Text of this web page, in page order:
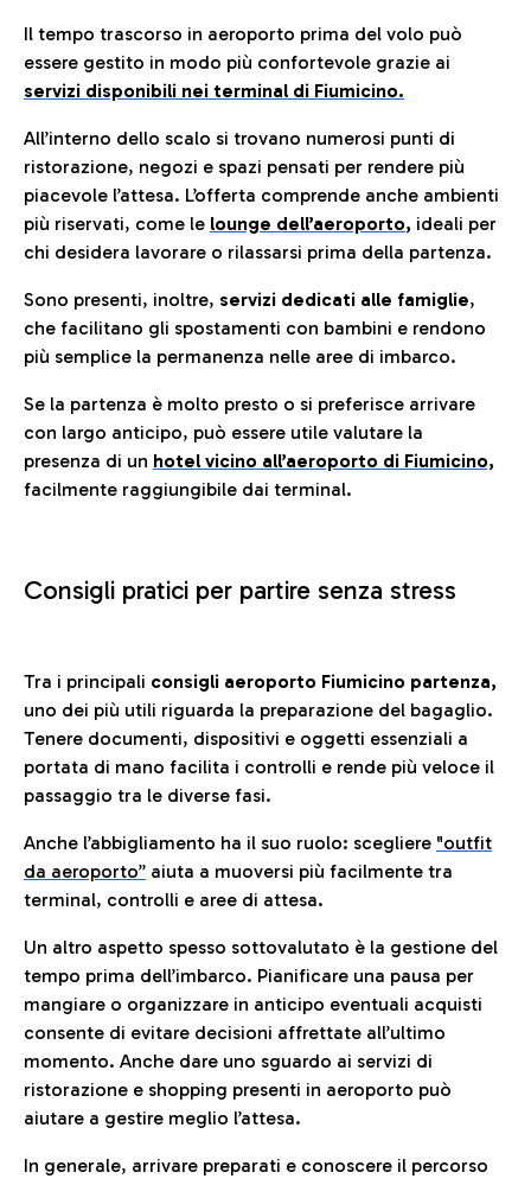
Il tempo trascorso in aeroporto prima del volo può
essere gestito in modo più confortevole grazie ai
servizi disponibili nei terminal di Fiumicino.
All’interno dello scalo si trovano numerosi punti di
ristorazione, negozi e spazi pensati per rendere più
piacevole l’attesa. L’offerta comprende anche ambienti
più riservati, come le lounge dell’aeroporto, ideali per
chi desidera lavorare o rilassarsi prima della partenza.
Sono presenti, inoltre, servizi dedicati alle famiglie,
che facilitano gli spostamenti con bambini e rendono
più semplice la permanenza nelle aree di imbarco.
Se la partenza è molto presto o si preferisce arrivare
con largo anticipo, può essere utile valutare la
presenza di un hotel vicino all’aeroporto di Fiumicino,
facilmente raggiungibile dai terminal.
Consigli pratici per partire senza stress
Tra i principali consigli aeroporto Fiumicino partenza,
uno dei più utili riguarda la preparazione del bagaglio.
Tenere documenti, dispositivi e oggetti essenziali a
portata di mano facilita i controlli e rende più veloce il
passaggio tra le diverse fasi.
Anche l’abbigliamento ha il suo ruolo: scegliere "outfit
da aeroporto” aiuta a muoversi più facilmente tra
terminal, controlli e aree di attesa.
Un altro aspetto spesso sottovalutato è la gestione del
tempo prima dell’imbarco. Pianificare una pausa per
mangiare o organizzare in anticipo eventuali acquisti
consente di evitare decisioni affrettate all’ultimo
momento. Anche dare uno sguardo ai servizi di
ristorazione e shopping presenti in aeroporto può
aiutare a gestire meglio l’attesa.
In generale, arrivare preparati e conoscere il percorso